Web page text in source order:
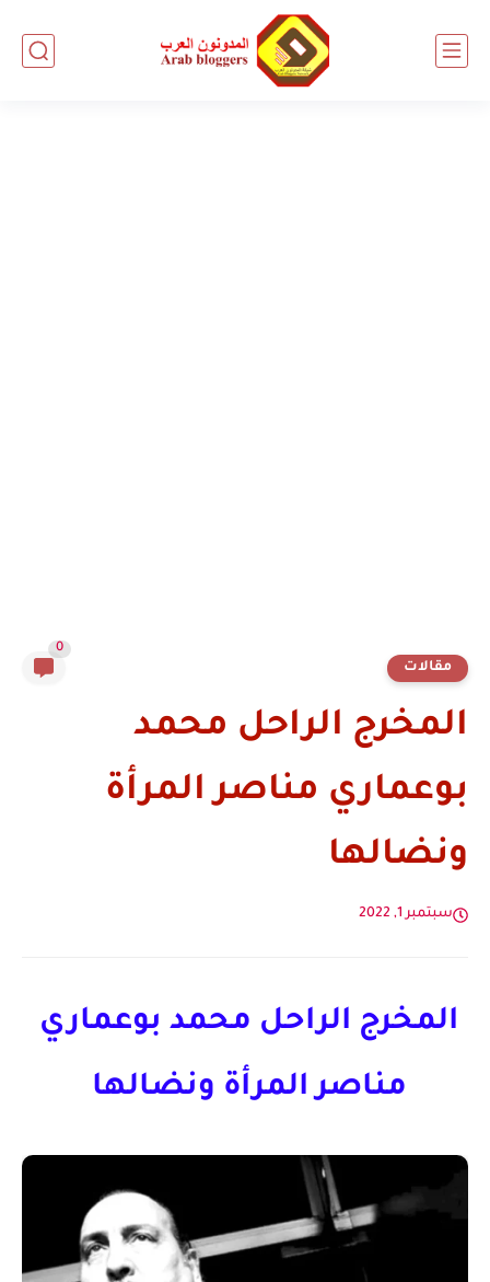
مقالات
0
المخرج الراحل محمد
بوعماري مناصر المرأة
ونضالها
سبتمبر 1, 2022
المخرج الراحل محمد بوعماري
مناصر المرأة ونضالها